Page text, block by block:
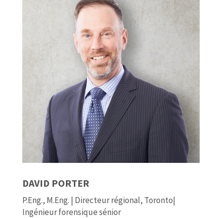
DAVID PORTER
P.Eng., M.Eng. | Directeur régional, Toronto|
Ingénieur forensique sénior